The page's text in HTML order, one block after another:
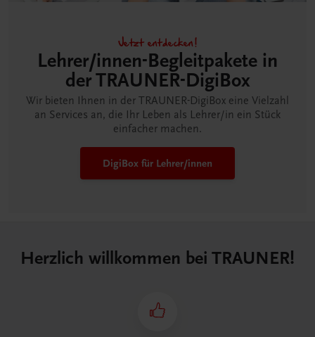
Jetzt entdecken!
Lehrer/innen-Begleitpakete in
der TRAUNER-DigiBox
Wir bieten Ihnen in der TRAUNER-DigiBox eine Vielzahl
an Services an, die Ihr Leben als Lehrer/in ein Stück
einfacher machen.
DigiBox für Lehrer/innen
Herzlich willkommen bei TRAUNER!